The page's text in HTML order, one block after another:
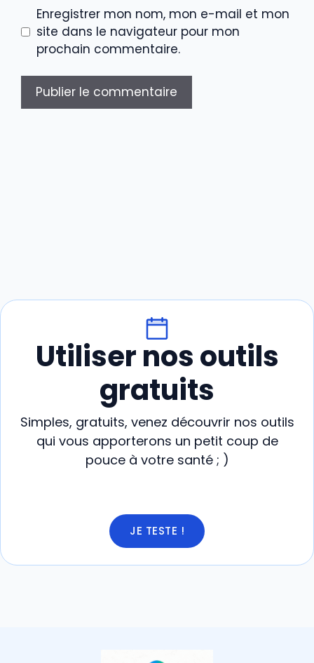
Enregistrer mon nom, mon e-mail et mon
site dans le navigateur pour mon
prochain commentaire.
Utiliser nos outils
gratuits
Simples, gratuits, venez découvrir nos outils
qui vous apporterons un petit coup de
pouce à votre santé ; )
JE TESTE !